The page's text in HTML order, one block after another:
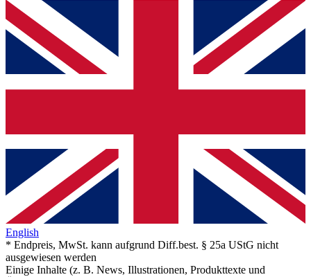
English
* Endpreis, MwSt. kann aufgrund Diff.best. § 25a UStG nicht
ausgewiesen werden
Einige Inhalte (z. B. News, Illustrationen, Produkttexte und